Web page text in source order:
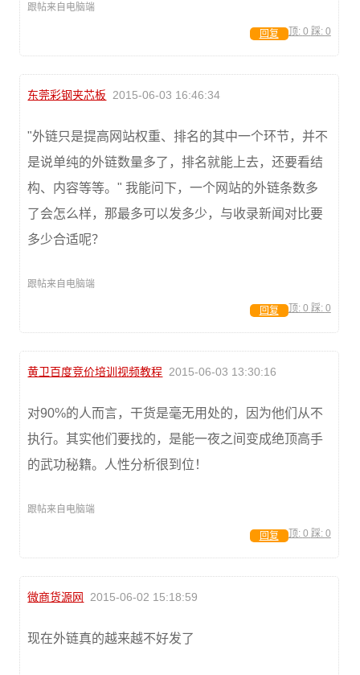
跟帖来自电脑端
顶: 0 踩: 0
回复
东莞彩钢夹芯板 2015-06-03 16:46:34
"外链只是提高网站权重、排名的其中一个环节，并不
是说单纯的外链数量多了，排名就能上去，还要看结
构、内容等等。" 我能问下，一个网站的外链条数多
了会怎么样，那最多可以发多少，与收录新闻对比要
多少合适呢？
跟帖来自电脑端
顶: 0 踩: 0
回复
黄卫百度竞价培训视频教程 2015-06-03 13:30:16
对90%的人而言，干货是毫无用处的，因为他们从不
执行。其实他们要找的，是能一夜之间变成绝顶高手
的武功秘籍。人性分析很到位！
跟帖来自电脑端
顶: 0 踩: 0
回复
微商货源网 2015-06-02 15:18:59
现在外链真的越来越不好发了